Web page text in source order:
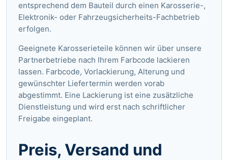
entsprechend dem Bauteil durch einen Karosserie-,
Elektronik- oder Fahrzeugsicherheits-Fachbetrieb
erfolgen.
Geeignete Karosserieteile können wir über unsere
Partnerbetriebe nach Ihrem Farbcode lackieren
lassen. Farbcode, Vorlackierung, Alterung und
gewünschter Liefertermin werden vorab
abgestimmt. Eine Lackierung ist eine zusätzliche
Dienstleistung und wird erst nach schriftlicher
Freigabe eingeplant.
Preis, Versand und